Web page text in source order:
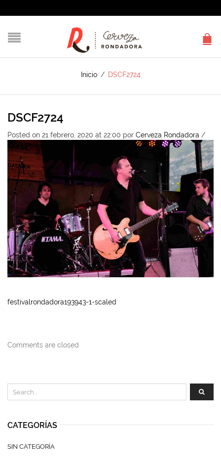
Inicio / DSCF2724
DSCF2724
Posted on 21 febrero, 2020 at 22:00 por Cerveza Rondadora /
festivalrondadora193943-1-scaled
Comments are closed
CATEGORÍAS
SIN CATEGORÍA